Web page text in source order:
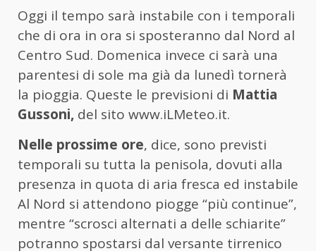
Oggi il tempo sarà instabile con i temporali
che di ora in ora si sposteranno dal Nord al
Centro Sud. Domenica invece ci sarà una
parentesi di sole ma già da lunedì tornerà
la pioggia. Queste le previsioni di Mattia
Gussoni, del sito www.iLMeteo.it.
Nelle prossime ore, dice, sono previsti
temporali su tutta la penisola, dovuti alla
presenza in quota di aria fresca ed instabile
Al Nord si attendono piogge “più continue”,
mentre “scrosci alternati a delle schiarite”
potranno spostarsi dal versante tirrenico